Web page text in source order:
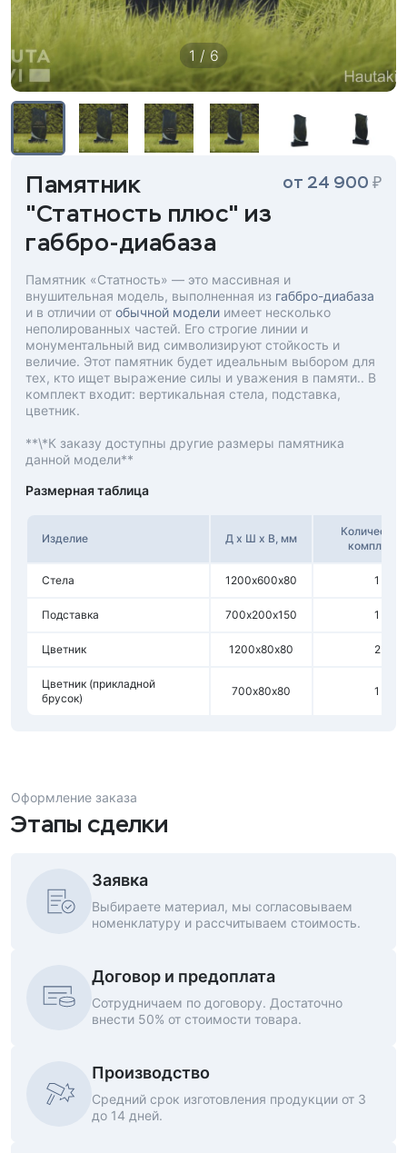
1 / 6
Памятник
"Статность плюс" из
габбро-диабаза
от 24 900 ₽
Памятник «Статность» — это массивная и
внушительная модель, выполненная из габбро-диабаза
и в отличии от обычной модели имеет несколько
неполированных частей. Его строгие линии и
монументальный вид символизируют стойкость и
величие. Этот памятник будет идеальным выбором для
тех, кто ищет выражение силы и уважения в памяти.. В
комплект входит: вертикальная стела, подставка,
цветник.
**\*К заказу доступны другие размеры памятника
данной модели**
Размерная таблица
Изделие Д х Ш х В, мм
Количество
комплекте
Стела 1200х600х80 1
Подставка 700х200х150 1
Цветник 1200х80х80 2
Цветник (прикладной
брусок)
700х80х80 1
Оформление заказа
Этапы сделки
Заявка
Выбираете материал, мы согласовываем
номенклатуру и рассчитываем стоимость.
Договор и предоплата
Сотрудничаем по договору. Достаточно
внести 50% от стоимости товара.
Производство
Средний срок изготовления продукции от 3
до 14 дней.